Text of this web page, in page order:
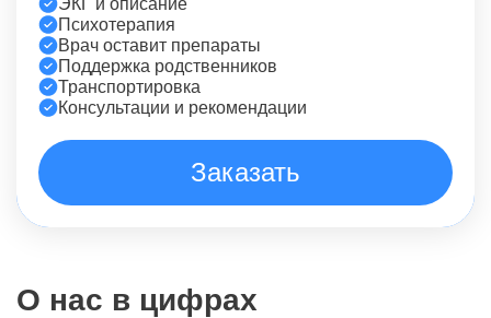
ЭКГ и описание
Психотерапия
Врач оставит препараты
Поддержка родственников
Транспортировка
Консультации и рекомендации
Заказать
О нас в цифрах